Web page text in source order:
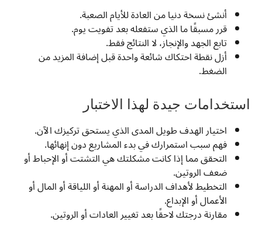
أنشئ نسخة دنيا من العادة للأيام الصعبة.
قرر مسبقًا ما الذي ستفعله بعد تفويت يوم.
تابع الجهد والإنجاز، لا النتائج فقط.
أزل نقطة احتكاك شائعة واحدة قبل إضافة المزيد من
الضغط.
استخدامات جيدة لهذا الاختبار
اختيار الهدف طويل المدى الذي يستحق تركيزك الآن.
فهم سبب استمرارك في بدء المشاريع دون إنهائها.
التحقق مما إذا كانت مشكلتك هي التشتت أو الإحباط أو
ضعف الروتين.
التخطيط لأهداف الدراسة أو المهنة أو اللياقة أو المال أو
الأعمال أو الإبداع.
مقارنة درجتك لاحقًا بعد تغيير العادات أو الروتين.